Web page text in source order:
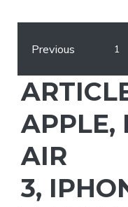
Previous 1
APPLE,
AIR
3,